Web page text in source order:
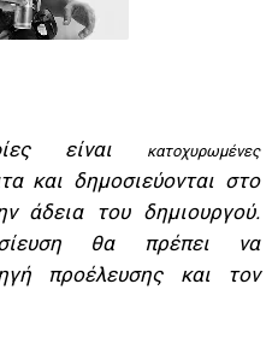
είναι κατοχυρωμένες
και δημοσιεύονται στο
άδεια του δημιουργού.
θα πρέπει να
προέλευσης και τον